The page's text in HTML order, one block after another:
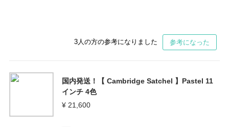
3人の方の参考になりました 参考になった
国内発送！【 Cambridge Satchel 】Pastel 11
インチ 4色
¥ 21,600